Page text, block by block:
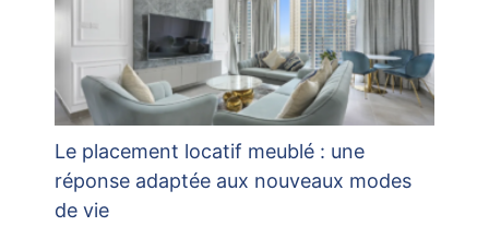
Le placement locatif meublé : une
réponse adaptée aux nouveaux modes
de vie